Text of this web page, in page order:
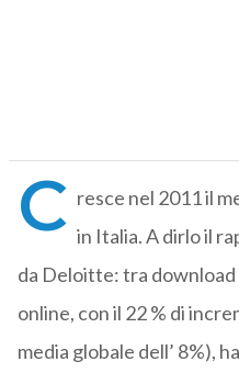
C resce nel 2011 il
in Italia. A dirlo il
da Deloitte: tra download
online, con il 22 % di
media globale dell’ 8%),